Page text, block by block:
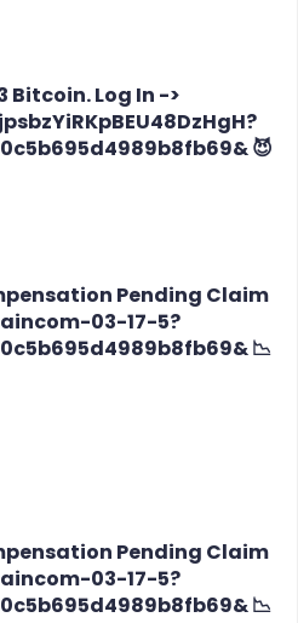
Bitcoin. Log In ->
😈
Pending Claim
03-17-5?
📉
Pending Claim
03-17-5?
📉